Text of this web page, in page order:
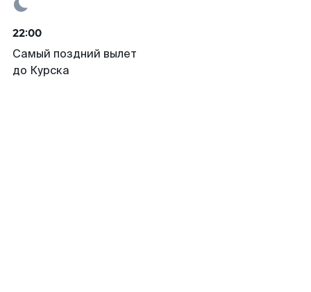
22:00
Самый поздний вылет
до Курска